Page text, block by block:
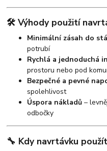
🛠️ Výhody použití
Minimální zásah do
potrubí
Rychlá a jednoduchá
prostoru nebo pod
Bezpečné a pevné
spolehlivost
Úspora nákladů –
odbočky
🔧 Kdy navrtávku